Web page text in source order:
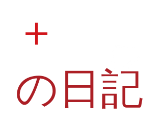
＋
の日記